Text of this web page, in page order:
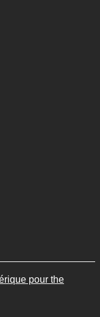
pour the